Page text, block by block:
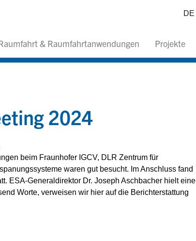
DE
& Raumfahrtanwendungen Projekte
2024
beim Fraunhofer IGCV, DLR Zentrum für
waren gut besucht. Im Anschluss fand
ESA-Generaldirektor Dr. Joseph Aschbacher hielt eine
Worte, verweisen wir hier auf die Berichterstattung